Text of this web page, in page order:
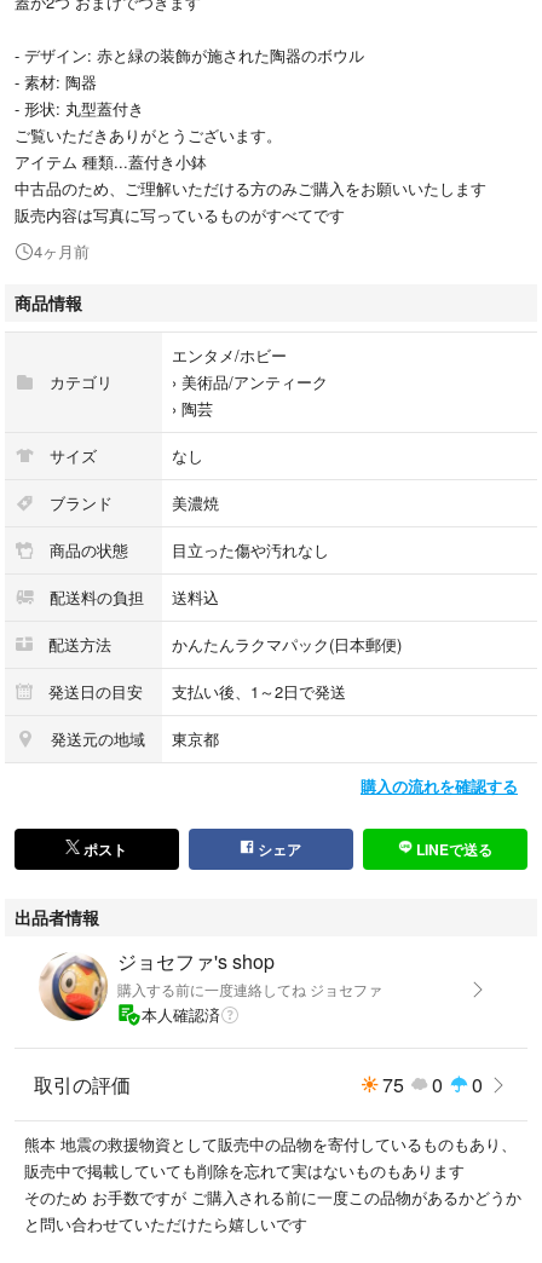
- デザイン: 赤と緑の装飾が施された陶器のボウル
- 素材: 陶器
- 形状: 丸型蓋付き
ご覧いただきありがとうございます。
アイテム 種類...蓋付き小鉢
中古品のため、ご理解いただける方のみご購入をお願いいたします
販売内容は写真に写っているものがすべてです
4ヶ月前
商品情報
カテゴリ
エンタメ/ホビー
› 美術品/アンティーク
› 陶芸
サイズ なし
ブランド 美濃焼
商品の状態 目立った傷や汚れなし
配送料の負担 送料込
配送方法 かんたんラクマパック(日本郵便)
発送日の目安 支払い後、1～2日で発送
発送元の地域 東京都
購入の流れを確認する
ポスト シェア LINEで送る
出品者情報
ジョセファ's shop
購入する前に一度連絡してね ジョセファ
本人確認済
取引の評価 75 0 0
熊本 地震の救援物資として販売中の品物を寄付しているものもあり、
販売中で掲載していても削除を忘れて実はないものもあります
そのため お手数ですが ご購入される前に一度この品物があるかどうか
と問い合わせていただけたら嬉しいです